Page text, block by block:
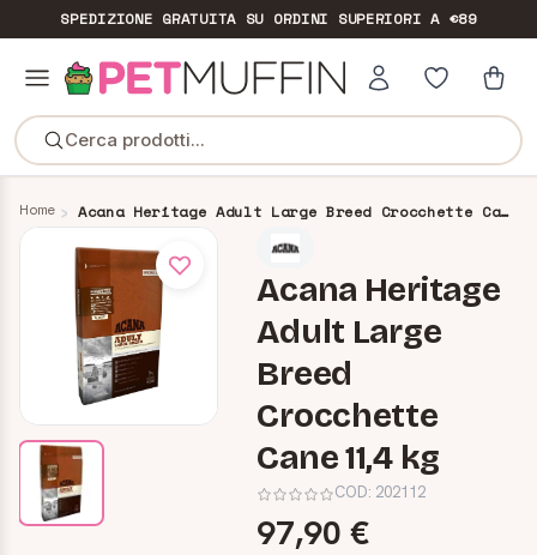
SPEDIZIONE GRATUITASU ORDINI SUPERIORI A €89
Cerca prodotti...
Home Acana Heritage Adult Large Breed Crocchette Cane 11,4 kg
Acana Heritage
Adult Large
Breed
Crocchette
Cane 11,4 kg
COD: 202112
97,90 €